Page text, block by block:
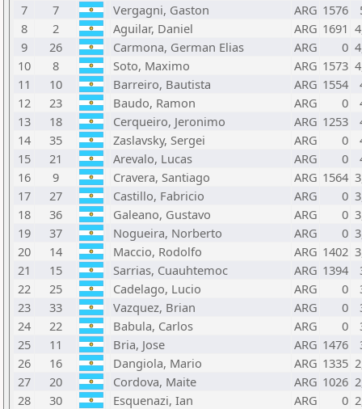
7
7 Vergagni, Gaston ARG 1576
8
2 Aguilar, Daniel ARG 1691
9
26 Carmona, German Elias ARG 0
10
8 Soto, Maximo ARG 1573
11
10 Barreiro, Bautista ARG 1554
12
23 Baudo, Ramon ARG 0
13
18 Cerqueiro, Jeronimo ARG 1253
14
35 Zaslavsky, Sergei ARG 0
15
21 Arevalo, Lucas ARG 0
16
9 Cravera, Santiago ARG 1564
17
27 Castillo, Fabricio ARG 0
18
36 Galeano, Gustavo ARG 0
19
37 Nogueira, Norberto ARG 0
20
14 Maccio, Rodolfo ARG 1402
21
15 Sarrias, Cuauhtemoc ARG 1394
22
25 Cadelago, Lucio ARG 0
23
33 Vazquez, Brian ARG 0
24
22 Babula, Carlos ARG 0
25
11 Bria, Jose ARG 1476
26
16 Dangiola, Mario ARG 1335
27
20 Cordova, Maite ARG 1026
28
30 Esquenazi, Ian ARG 0